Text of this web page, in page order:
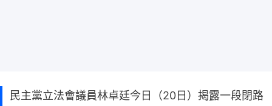
民主黨立法會議員林卓廷今日（20日）揭露一段閉路